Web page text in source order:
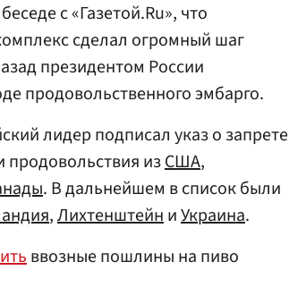
с «Газетой.Ru», что
сделал огромный шаг
президентом России
продовольственного эмбарго.
лидер подписал указ о запрете
продовольствия изСША,
. В дальнейшем в список были
,ЛихтенштейниУкраина.
ввозные пошлины на пиво